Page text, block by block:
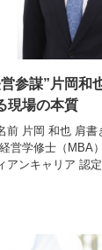
参謀”片岡和
現場の本質
前 片岡 和也 肩
営学修士（MBA
アンキャリア 認定